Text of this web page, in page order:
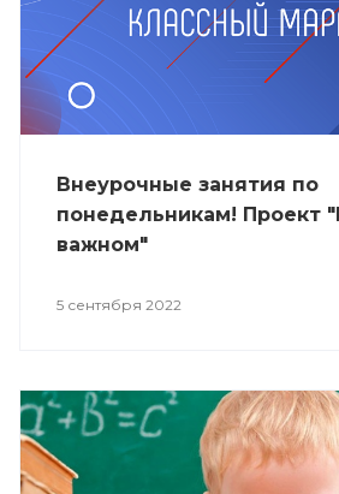
Внеурочные занятия по
понедельникам! Проект
важном"
5 сентября 2022